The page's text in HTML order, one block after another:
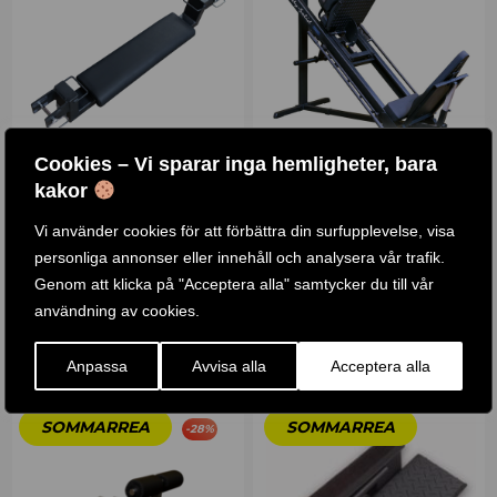
Cookies – Vi sparar inga hemligheter, bara
kakor
Vi använder cookies för att förbättra din surfupplevelse, visa
personliga annonser eller innehåll och analysera vår trafik.
Genom att klicka på "Acceptera alla" samtycker du till vår
användning av cookies.
Anpassa Avvisa alla Acceptera alla
HIP THRUST TILLVAL
1 .990KR
KÖP PRODUKT
Betygsatt4.83
13 .490KR–29 .107KR
KÖP PRODUKT
-28%